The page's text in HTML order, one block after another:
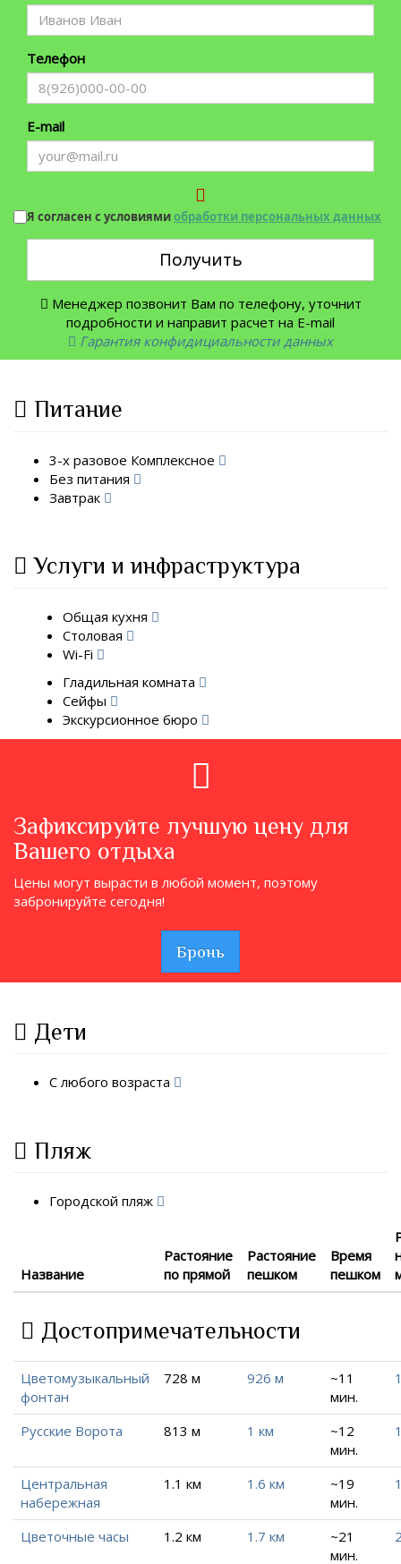
Телефон
E-mail
Я согласен с условиямиобработки персональных данных
Получить
Менеджер позвонит Вам по телефону, уточнит
подробности и направит расчет на E-mail
Гарантия конфидициальности данных
Питание
3-х разовое Комплексное
Без питания
Завтрак
Услуги и инфраструктура
Общая кухня
Столовая
Wi-Fi
Гладильная комната
Сейфы
Экскурсионное бюро
Зафиксируйте лучшую цену для
Вашего отдыха
Цены могут вырасти в любой момент, поэтому
забронируйте сегодня!
Бронь
Дети
С любого возраста
Пляж
Городской пляж
Название
Растояние
по прямой
Растояние
пешком
Время
пешком
Достопримечательности
Цветомузыкальный
фонтан
728 м 926 м
~11
мин.
Русские Ворота 813 м 1 км
~12
мин.
Центральная
набережная
1.1 км 1.6 км
~19
мин.
Цветочные часы 1.2 км 1.7 км
~21
мин.